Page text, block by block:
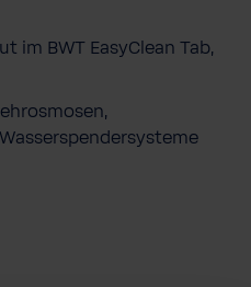
im BWT EasyClean Tab,